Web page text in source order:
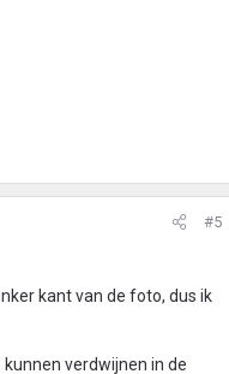
#5
kant van de foto, dus ik
verdwijnen in de